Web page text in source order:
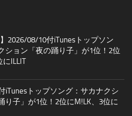
】2026/08/10付iTunesトップソン
ション「夜の踊り子」が1位！2位
にILLIT
iTunesトップソング：サカナクシ
り子」が1位！2位にM!LK、3位に